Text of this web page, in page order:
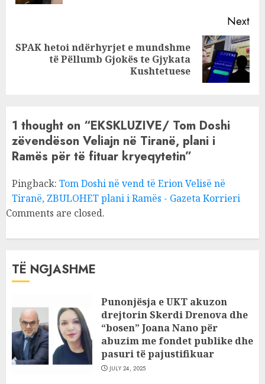
Next
Next
SPAK hetoi ndërhyrjet e mundshme
të Pëllumb Gjokës te Gjykata
Kushtetuese
1 thought on “EKSKLUZIVE/ Tom Doshi
zëvendëson Veliajn në Tiranë, plani i
Ramës për të fituar kryeqytetin”
Pingback: Tom Doshi në vend të Erion Velisë në
Tiranë, ZBULOHET plani i Ramës - Gazeta Korrieri
Comments are closed.
TË NGJASHME
Punonjësja e UKT akuzon
drejtorin Skerdi Drenova dhe
“bosen” Joana Nano për
abuzim me fondet publike dhe
pasuri të pajustifikuar
JULY 24, 2025